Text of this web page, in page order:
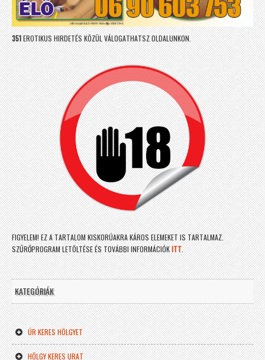
351EROTIKUS HIRDETÉS KÖZÜL VÁLOGATHATSZ OLDALUNKON.
FIGYELEM! EZ A TARTALOM KISKORÚAKRA KÁROS ELEMEKET IS TARTALMAZ.
SZŰRŐPROGRAM LETÖLTÉSE ÉS TOVÁBBI INFORMÁCIÓKITT.
KATEGÓRIÁK
ÚR KERES HÖLGYET
HÖLGY KERES URAT